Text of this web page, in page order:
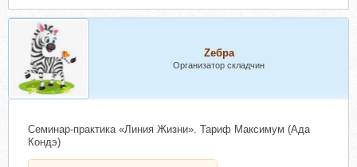
Zебра
Организатор складчин
Семинар-практика «Линия Жизни». Тариф Максимум (Ада
Кондэ)